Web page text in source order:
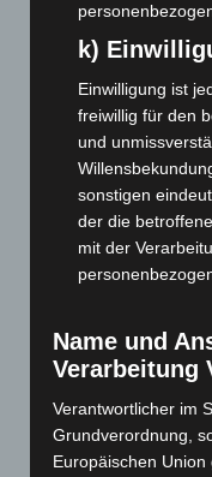
September 2023
(133)
August 2023 (134)
Juli 2023 (118)
Juni 2023(142)
Mai 2023
(139)
April 2023(155)
März 2023(174)
Januar 2023(140)
November 2022(167)
Oktober 2022(166)
k)
Einwilligung ist
freiwillig für den
und
sonstigen
der die
mit der
Name und
Verarbeitung
Verantwortlicher im
Grundverordnung,
Europäischen